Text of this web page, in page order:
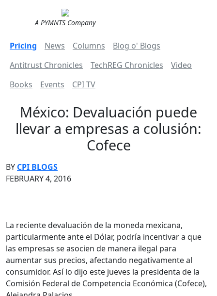
A PYMNTS Company
Pricing News Columns
Blog o' Blogs
Antitrust Chronicles
TechREG Chronicles
Video
Books
Events CPI TV
México: Devaluación puede
llevar a empresas a colusión:
Cofece
BY CPI BLOGS
FEBRUARY 4, 2016
La reciente devaluación de la moneda mexicana,
particularmente ante el Dólar, podría incentivar a que
las empresas se asocien de manera ilegal para
aumentar sus precios, afectando negativamente al
consumidor. Así lo dijo este jueves la presidenta de la
Comisión Federal de Competencia Económica (Cofece),